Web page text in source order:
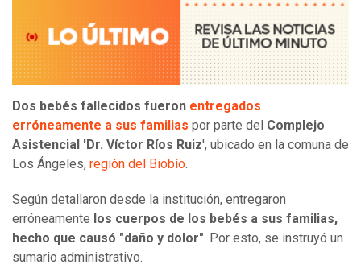
Dos bebés fallecidos fueron entregados
erróneamente a sus familias por parte del Complejo
Asistencial 'Dr. Víctor Ríos Ruiz', ubicado en la comuna de
Los Ángeles, región del Biobío.
Según detallaron desde la institución, entregaron
erróneamente los cuerpos de los bebés a sus familias,
hecho que causó "daño y dolor". Por esto, se instruyó un
sumario administrativo.